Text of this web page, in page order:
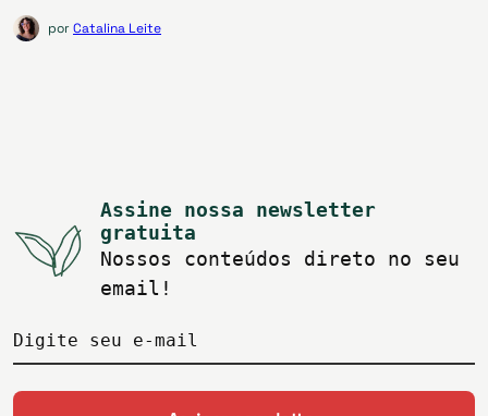
porCatalina Leite
Assine nossa newsletter
gratuita
Nossos conteúdos direto no seu
email!
Digite seu e-mail